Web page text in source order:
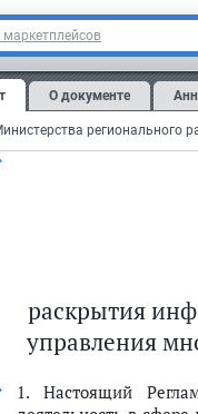
осуществляющими
О документе
И.о. Министра
Зарегистрировано в
Регистрационный N
раскрытия
управления
1. Настоящий